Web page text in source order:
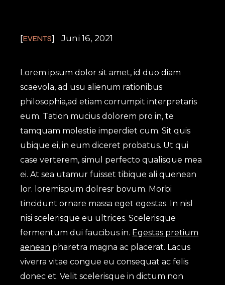
EVENTS Juni 16, 2021
Lorem ipsum dolor sit amet, id duo diam
scaevola, ad usu alienum rationibus
philosophia,ad etiam corrumpit interpretaris
eum. Tation mucius dolorem pro in, te
tamquam molestie imperdiet cum. Sit quis
ubique ei, in eum diceret probatus. Ut qui
case verterem, simul perfecto qualisque mea
ei. At sea utamur fuisset tibique ali quenean
lor. loremispum dolresr bovum. Morbi
tincidunt ornare massa eget egestas. In nisl
nisi scelerisque eu ultrices. Scelerisque
fermentum dui faucibus in. Egestas pretium
aenean pharetra magna ac placerat. Lacus
viverra vitae congue eu consequat ac felis
donec et. Velit scelerisque in dictum non